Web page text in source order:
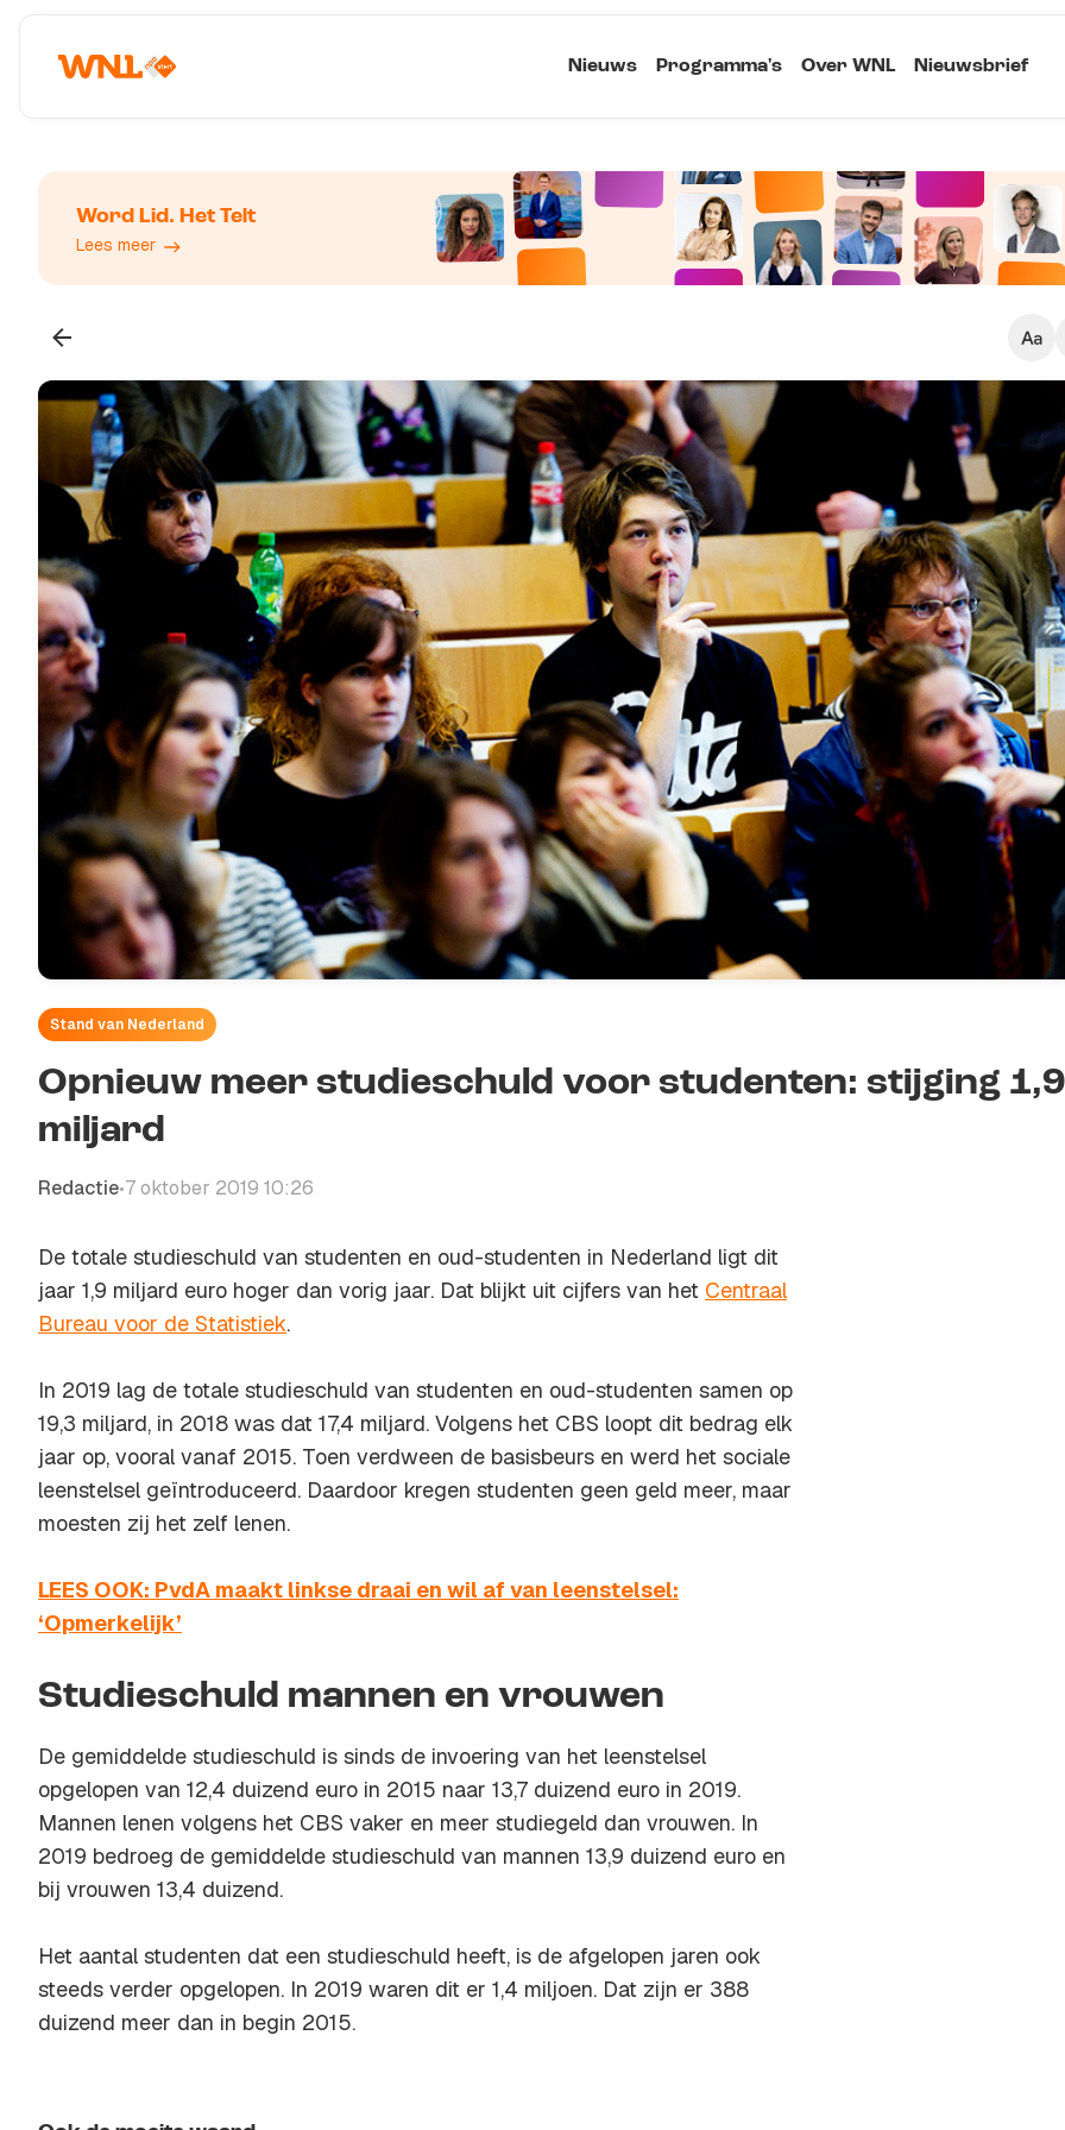
Nieuws Programma's Over WNL Nieuwsbrief
Word Lid. Het Telt
Lees meer
Klein
Standaard
Groot
Kopieer link
Stand van Nederland
Opnieuw meer studieschuld voor studenten: stijging 1,9
miljard
Redactie•7 oktober 2019 10:26
De totale studieschuld van studenten en oud-studenten in Nederland ligt dit
jaar 1,9 miljard euro hoger dan vorig jaar. Dat blijkt uit cijfers van het Centraal
Bureau voor de Statistiek.
In 2019 lag de totale studieschuld van studenten en oud-studenten samen op
19,3 miljard, in 2018 was dat 17,4 miljard. Volgens het CBS loopt dit bedrag elk
jaar op, vooral vanaf 2015. Toen verdween de basisbeurs en werd het sociale
leenstelsel geïntroduceerd. Daardoor kregen studenten geen geld meer, maar
moesten zij het zelf lenen.
LEES OOK: PvdA maakt linkse draai en wil af van leenstelsel:
‘Opmerkelijk’
Studieschuld mannen en vrouwen
De gemiddelde studieschuld is sinds de invoering van het leenstelsel
opgelopen van 12,4 duizend euro in 2015 naar 13,7 duizend euro in 2019.
Mannen lenen volgens het CBS vaker en meer studiegeld dan vrouwen. In
2019 bedroeg de gemiddelde studieschuld van mannen 13,9 duizend euro en
bij vrouwen 13,4 duizend.
Het aantal studenten dat een studieschuld heeft, is de afgelopen jaren ook
steeds verder opgelopen. In 2019 waren dit er 1,4 miljoen. Dat zijn er 388
duizend meer dan in begin 2015.